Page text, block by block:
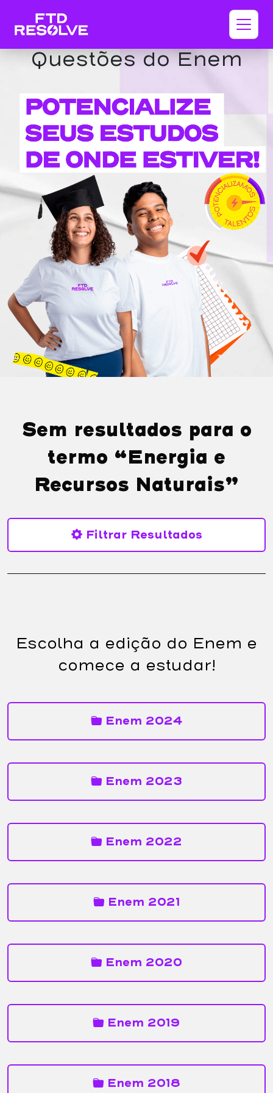
Questões do Enem
Sem resultados para o
termo “Energia e
Recursos Naturais”
Filtrar Resultados
Escolha a edição do Enem e
comece a estudar!
Enem 2024
Enem 2023
Enem 2022
Enem 2021
Enem 2020
Enem 2019
Enem 2018